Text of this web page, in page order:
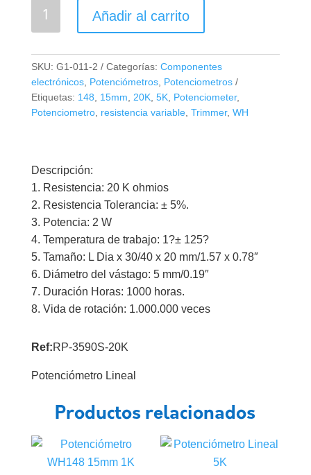
Potenciómetro
cantidad
Añadir al carrito
SKU: G1-011-2 Categorías: Componentes
electrónicos, Potenciómetros, Potenciometros
Etiquetas: 148 15mm 20K, 5K, Potenciometer,
Potenciometro, resistencia variable, Trimmer, WH
Descripción:
1. Resistencia: 20 K ohmios
2. Resistencia Tolerancia: ± 5%.
3. Potencia: 2 W
4. Temperatura de trabajo: 1?± 125?
5. Tamaño: L Dia x 30/40 x 20 mm/1.57 x 0.78″
6. Diámetro del vástago: 5 mm/0.19″
7. Duración Horas: 1000 horas.
8. Vida de rotación: 1.000.000 veces
Ref:RP-3590S-20K
Potenciómetro Lineal
Productos relacionados